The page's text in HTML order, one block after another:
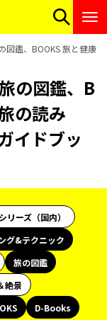
図鑑、BOOKS 旅と健康
の図鑑、B
の読み
イドブッ
リーズ（国内）
グ&テクニック
旅の図鑑
絶景
D-Books